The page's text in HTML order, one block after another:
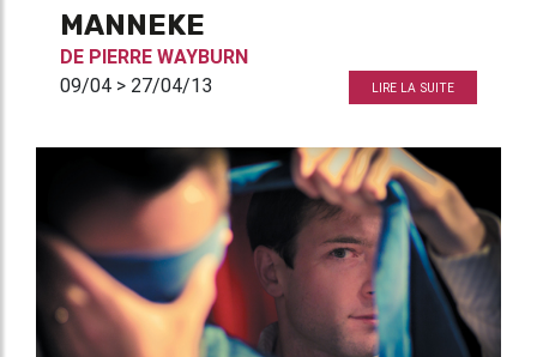
MANNEKE
DE PIERRE WAYBURN
09/04 > 27/04/13
LIRE LA SUITE